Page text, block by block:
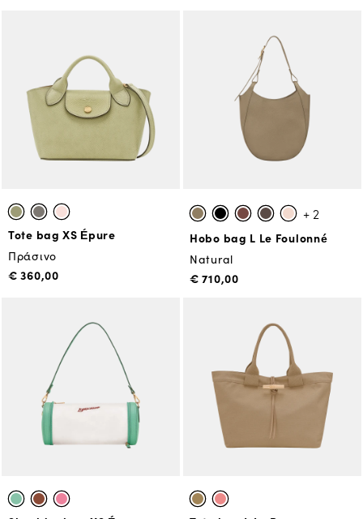
Tote bag XS Épure
Πράσινο
€ 360,00
+ 2
Hobo bag L Le Foulonné
Natural
€ 710,00